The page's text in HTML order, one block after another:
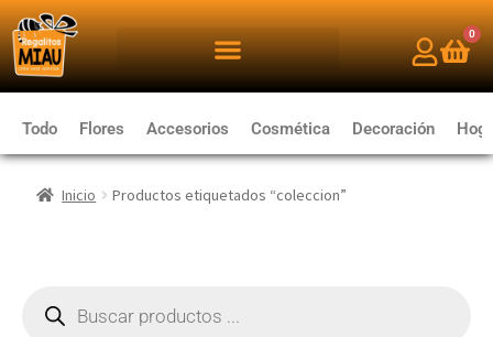
0
Todo Flores Accesorios Cosmética Decoración
Inicio Productos etiquetados “coleccion”